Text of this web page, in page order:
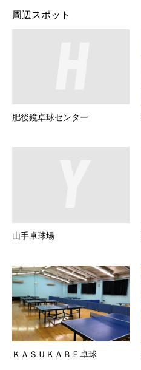
周辺スポット
肥後鏡卓球センター
山手卓球場
ＫＡＳＵＫＡＢＥ卓球